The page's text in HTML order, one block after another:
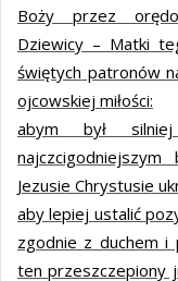
Boży przez
Dziewicy – Matki
świętych patronów
ojcowskiej miłości:
abym był
Jezusie Chrystusie
aby lepiej ustalić
zgodnie z duchem i
ten przeszczepiony